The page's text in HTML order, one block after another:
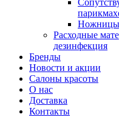
Расходные
дезинфекция
Бренды
Новости и акции
Салоны красоты
О нас
Доставка
Контакты